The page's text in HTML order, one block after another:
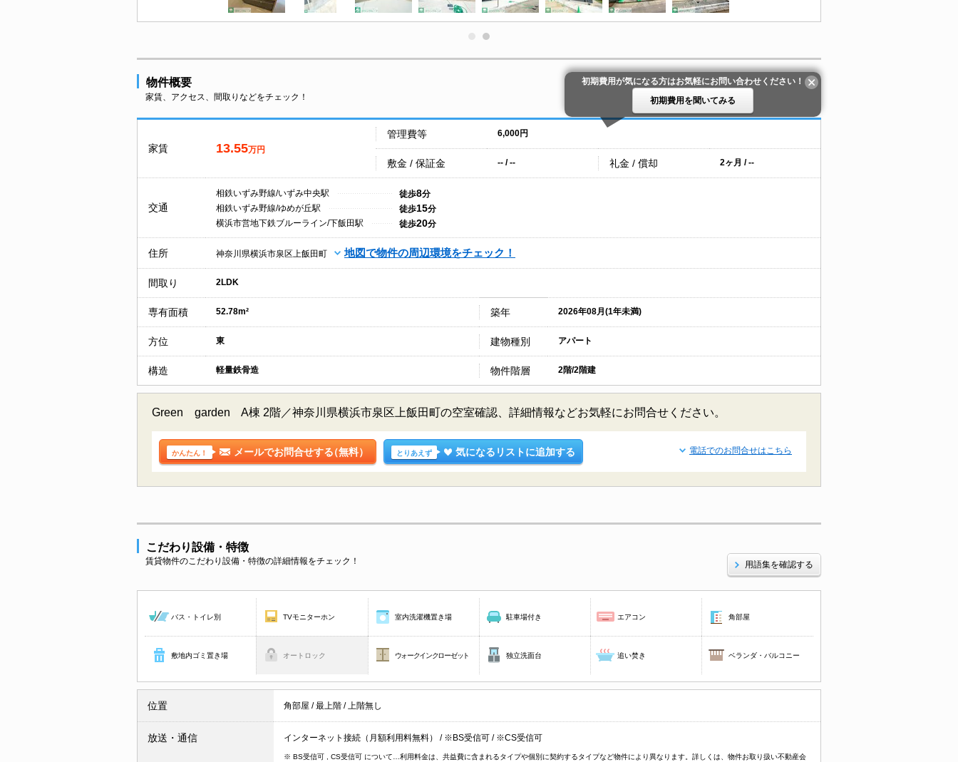
物件概要
家賃、アクセス、間取りなどをチェック！
初期費用が気になる方はお気軽にお問い合わせください！
初期費用を聞いてみる
家賃 13.55万円
管理費等 6,000円
敷金 / 保証金 -- / -- 礼金 / 償却 2ヶ月 / --
交通
相鉄いずみ野線/いずみ中央駅 徒歩8分
相鉄いずみ野線/ゆめが丘駅
徒歩15分
横浜市営地下鉄ブルーライン/下飯田駅
徒歩20分
住所 神奈川県横浜市泉区上飯田町 地図で物件の周辺環境をチェック！
間取り 2LDK
専有面積 52.78m² 築年 2026年08月(1年未満)
方位 東 建物種別 アパート
構造 軽量鉄骨造 物件階層 2階/2階建
Green garden A棟 2階／神奈川県横浜市泉区上飯田町の空室確認、詳細情報などお気軽にお問合せください。
かんたん！ メールでお問合せする（無料） とりあえず 気になるリストに追加する 電話でのお問合せはこちら
こだわり設備・特徴
賃貸物件のこだわり設備・特徴の詳細情報をチェック！ 用語集を確認する
バス・トイレ別 TVモニターホン 室内洗濯機置き場 駐車場付き エアコン 角部屋
敷地内ゴミ置き場 オートロック ウォークインクローゼット 独立洗面台 追い焚き ベランダ・バルコニー
位置 角部屋 /最上階 / 上階無し
放送・通信 インターネット接続（月額利用料無料） / ※BS受信可 / ※CS受信可
※ BS受信可 , CS受信可 について…利用料金は、共益費に含まれるタイプや個別に契約するタイプなど物件により異なります。詳しくは、物件お取り扱い不動産会